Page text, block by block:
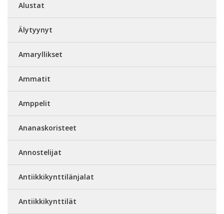
Alustat
Älytyynyt
Amaryllikset
Ammatit
Amppelit
Ananaskoristeet
Annostelijat
Antiikkikynttilänjalat
Antiikkikynttilät